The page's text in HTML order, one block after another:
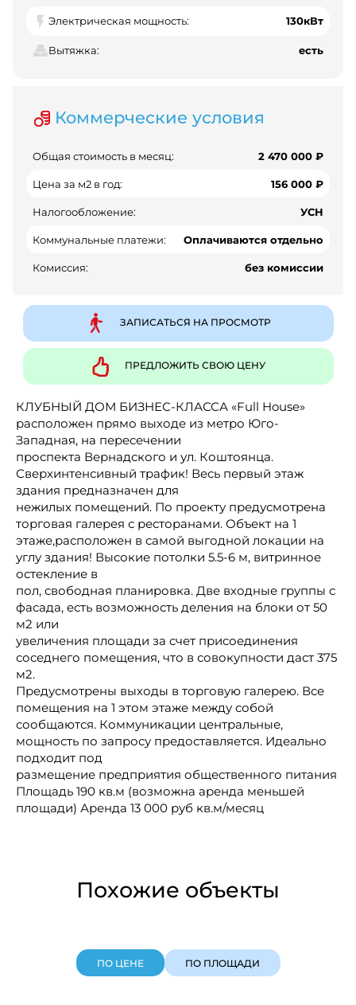
Электрическая мощность: 130кВт
Вытяжка: есть
Коммерческие условия
Общая стоимость в месяц: 2 470 000 ₽
Цена за м2 в год: 156 000 ₽
Налогообложение: УСН
Коммунальные платежи: Оплачиваются отдельно
Комиссия: без комиссии
ЗАПИСАТЬСЯ НА ПРОСМОТР
ПРЕДЛОЖИТЬ СВОЮ ЦЕНУ
КЛУБНЫЙ ДОМ БИЗНЕС-КЛАССА «Full House»
расположен прямо выходе из метро Юго-
Западная, на пересечении
проспекта Вернадского и ул. Коштоянца.
Сверхинтенсивный трафик! Весь первый этаж
здания предназначен для
нежилых помещений. По проекту предусмотрена
торговая галерея с ресторанами. Объект на 1
этаже,расположен в самой выгодной локации на
углу здания! Высокие потолки 5.5-6 м, витринное
остекление в
пол, свободная планировка. Две входные группы с
фасада, есть возможность деления на блоки от 50
м2 или
увеличения площади за счет присоединения
соседнего помещения, что в совокупности даст 375
м2.
Предусмотрены выходы в торговую галерею. Все
помещения на 1 этом этаже между собой
сообщаются. Коммуникации центральные,
мощность по запросу предоставляется. Идеально
подходит под
размещение предприятия общественного питания
Площадь 190 кв.м (возможна аренда меньшей
площади) Аренда 13 000 руб кв.м/месяц
Похожие объекты
ПО ЦЕНЕ ПО ПЛОЩАДИ